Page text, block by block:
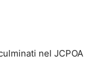
nel JCPOA